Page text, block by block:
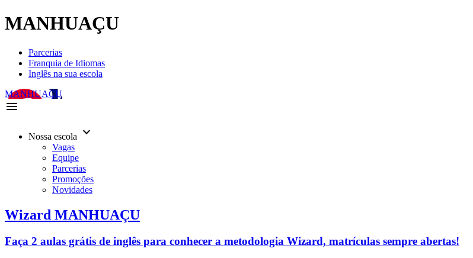
MANHUAÇU
Parcerias
Franquia de Idiomas
Inglês na sua escola
MANHUAÇU
menu
Nossa escola keyboard_arrow_down
Vagas
Equipe
Parcerias
Promoções
Novidades
Wizard MANHUAÇU
Faça 2 aulas grátis de inglês para conhecer a metodologia Wizard, matrículas sempre abertas!